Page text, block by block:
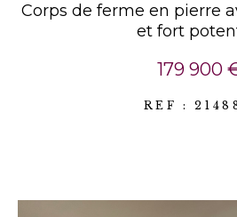
Corps de ferme en pierre
et fort
179 900
REF :